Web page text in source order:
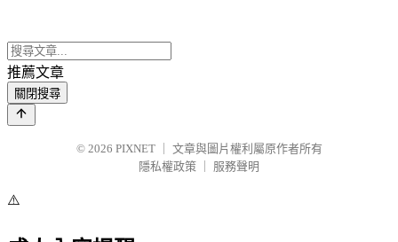
推薦文章
關閉搜尋
© 2026 PIXNET
文章與圖片權利屬原作者所有
隱私權政策
服務聲明
⚠️